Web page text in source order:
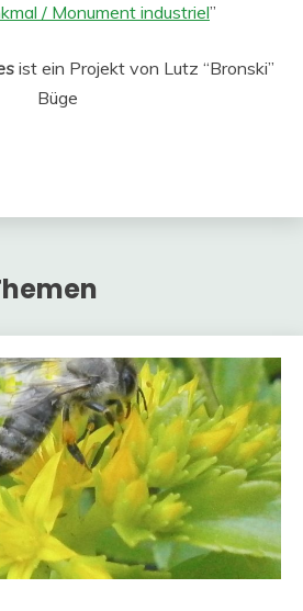
/ Monument industriel”
ist ein Projekt von Lutz “Bronski”
Büge